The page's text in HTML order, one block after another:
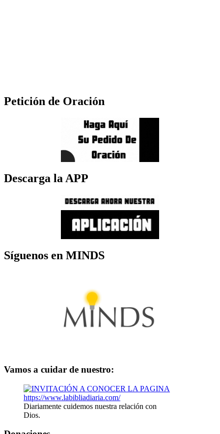
Petición de Oración
Descarga la APP
Síguenos en MINDS
Vamos a cuidar de nuestro:
Diariamente cuidemos nuestra relación con
Dios.